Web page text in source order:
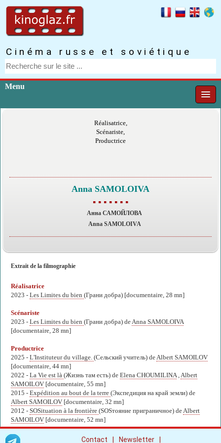
Cinéma russe et soviétique
Menu
Réalisatrice,
Scénariste,
Productrice
Anna SAMOLOIVA
▪ ▪ ▪ ▪ ▪ ▪ ▪
Анна САМОЙЛОВА
Anna SAMOLOIVA
Extrait de la filmographie
Réalisatrice
2023 - Les Limites du bien (Грани добра) [documentaire, 28 mn]
Scénariste
2023 - Les Limites du bien (Грани добра) deAnna SAMOLOIVA
[documentaire, 28 mn]
Productrice
2025 - L'Instituteur du village. (Сельский учитель) deAlbert SAMOILOV
[documentaire, 44 mn]
2022 - La Vie est là (Жизнь там есть) de Elena CHOUMILINA,Albert
SAMOILOV [documentaire, 55 mn]
2015 - Expédition au bout de la terre (Экспедиция на край земли) de
Albert SAMOILOV [documentaire, 32 mn]
2012 - SOSituation à la frontière (SOSтояние приграничное) deAlbert
SAMOILOV [documentaire, 52 mn]
Contact Newsletter